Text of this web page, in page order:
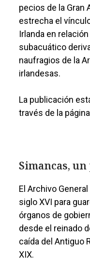
pecios de la Gran
estrecha el
Irlanda en
subacuático
naufragios de la
irlandesas.
La publicación
través de la
Simancas,
El Archivo
siglo XVI para
órganos de
desde el reinado
caída del Antiguo
XIX.